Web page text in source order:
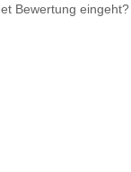
Bewertung eingeht?